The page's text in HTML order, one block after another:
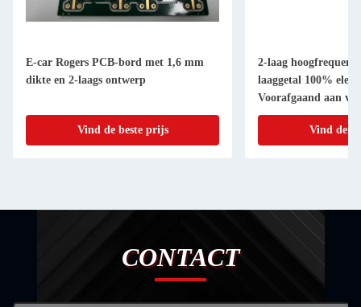
E-car Rogers PCB-bord met 1,6 mm
dikte en 2-laags ontwerp
Vind de beste prijs
2-laag
laaggetal 100%
Voorafgaand aan
Vind de
CONTACT